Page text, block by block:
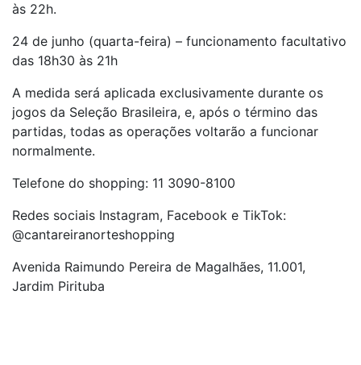
às 22h.
24 de junho (quarta-feira) – funcionamento facultativo
das 18h30 às 21h
A medida será aplicada exclusivamente durante os
jogos da Seleção Brasileira, e, após o término das
partidas, todas as operações voltarão a funcionar
normalmente.
Telefone do shopping: 11 3090-8100
Redes sociais Instagram, Facebook e TikTok:
@cantareiranorteshopping
Avenida Raimundo Pereira de Magalhães, 11.001,
Jardim Pirituba